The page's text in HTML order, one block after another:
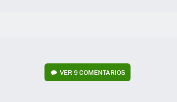
VER9 COMENTARIOS